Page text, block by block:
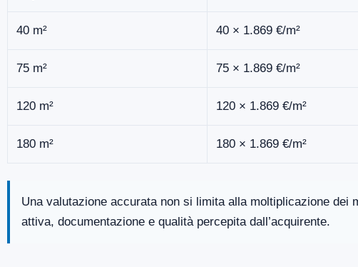
40 m² 40 × 1.869 €/m²
75 m² 75 × 1.869 €/m²
120 m² 120 × 1.869 €/m²
180 m² 180 × 1.869 €/m²
Una valutazione accurata non si limita alla moltiplicazione
attiva, documentazione e qualità percepita dall’acquirente.